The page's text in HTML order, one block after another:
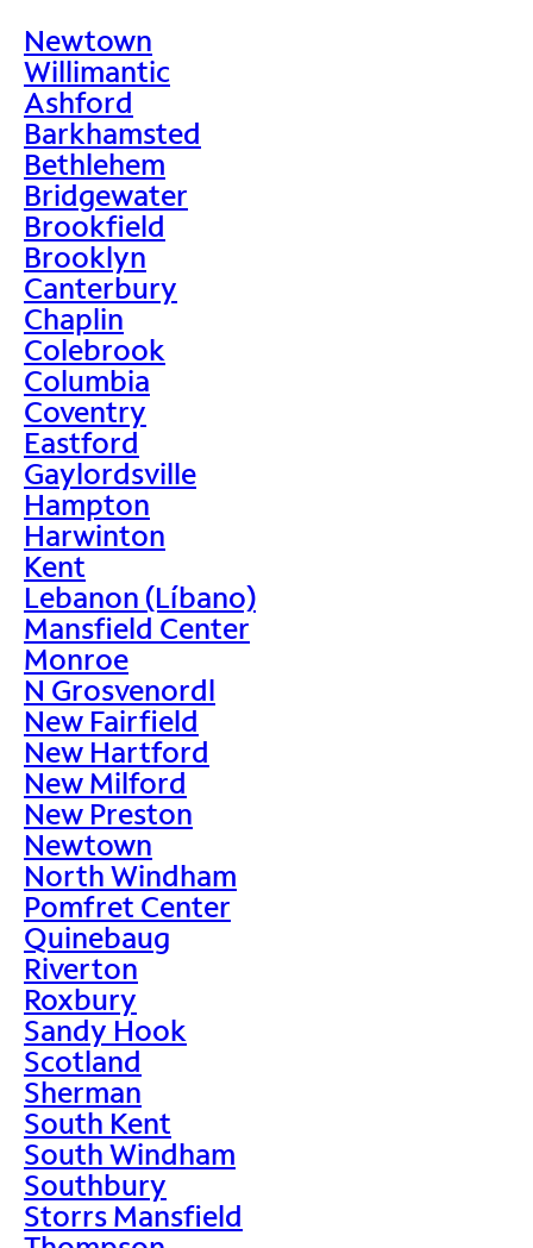
Newtown
Willimantic
Ashford
Barkhamsted
Bethlehem
Bridgewater
Brookfield
Brooklyn
Canterbury
Chaplin
Colebrook
Columbia
Coventry
Eastford
Gaylordsville
Hampton
Harwinton
Kent
Lebanon (Líbano)
Mansfield Center
Monroe
N Grosvenordl
New Fairfield
New Hartford
New Milford
New Preston
Newtown
North Windham
Pomfret Center
Quinebaug
Riverton
Roxbury
Sandy Hook
Scotland
Sherman
South Kent
South Windham
Southbury
Storrs Mansfield